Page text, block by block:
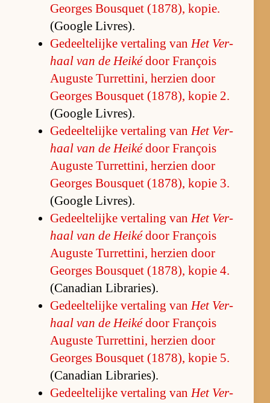
Ge­or­ges Bousquet (1878), ko­pie.
(Google Li­vres).
Ge­deel­te­lijke ver­ta­ling van Het Ver­
haal van de Heikédoor François
Au­guste Tur­ret­ti­ni, her­zien door
Ge­or­ges Bousquet (1878), ko­pie 2.
(Google Li­vres).
Ge­deel­te­lijke ver­ta­ling van Het Ver­
haal van de Heikédoor François
Au­guste Tur­ret­ti­ni, her­zien door
Ge­or­ges Bousquet (1878), ko­pie 3.
(Google Li­vres).
Ge­deel­te­lijke ver­ta­ling van Het Ver­
haal van de Heikédoor François
Au­guste Tur­ret­ti­ni, her­zien door
Ge­or­ges Bousquet (1878), ko­pie 4.
(Ca­na­dian Li­bra­ries).
Ge­deel­te­lijke ver­ta­ling van Het Ver­
haal van de Heikédoor François
Au­guste Tur­ret­ti­ni, her­zien door
Ge­or­ges Bousquet (1878), ko­pie 5.
(Ca­na­dian Li­bra­ries).
Ge­deel­te­lijke ver­ta­ling van Het Ver­